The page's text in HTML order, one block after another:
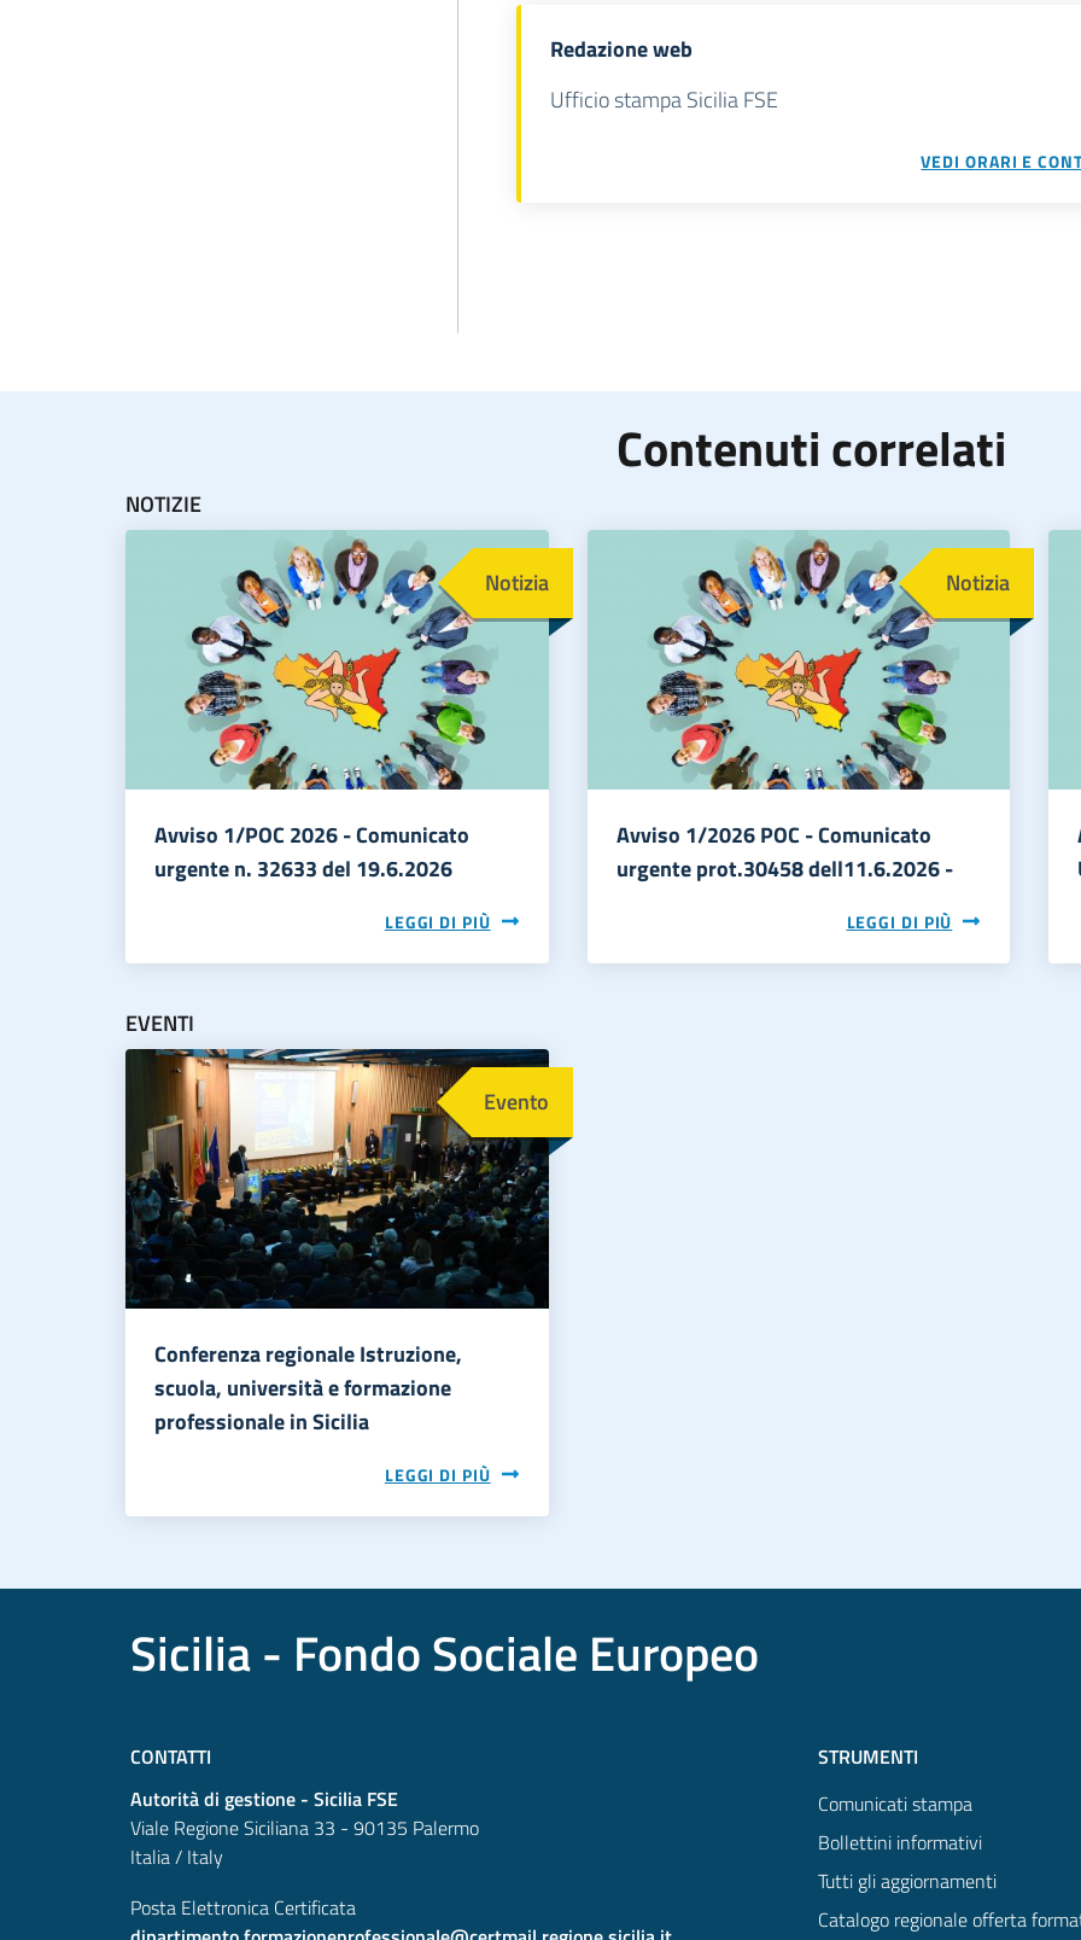
Redazione web
Ufficio stampa Sicilia FSE
VEDI ORARI E
Contenuti correlati
NOTIZIE
Notizia
Avviso 1/POC 2026 - Comunicato
urgente n. 32633 del 19.6.2026
LEGGI DI PIÙ
Notizia
Avviso 1/2026 POC - Comunicato
urgente prot.30458 dell11.6.2026 -
LEGGI DI PIÙ
EVENTI
Immagine
Evento
Conferenza regionale Istruzione,
scuola, università e formazione
professionale in Sicilia
LEGGI DI PIÙ
Sicilia - Fondo Sociale Europeo
CONTATTI
Autorità di gestione - Sicilia FSE
Viale Regione Siciliana 33 - 90135 Palermo
Italia / Italy
Posta Elettronica Certificata
STRUMENTI
Comunicati stampa
Bollettini informativi
Tutti gli aggiornamenti
Catalogo regionale offerta